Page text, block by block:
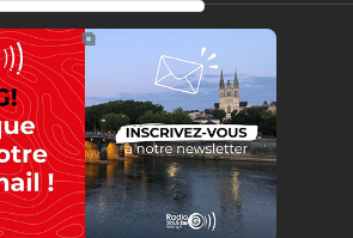
radio-g.fr?r32
⧉